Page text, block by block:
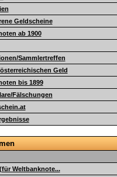
Geldscheine
ab 1900
Sammlertreffen
Geld
bis 1899
Fälschungen
Weltbanknote...